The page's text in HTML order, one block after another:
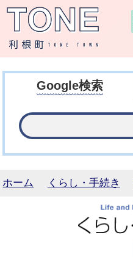
Google検索
ホーム くらし・手続き